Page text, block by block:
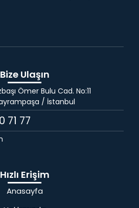
Bize Ulaşın
Ömer Bulu Cad. No:11
/ İstanbul
71 77
Hızlı Erişim
Anasayfa